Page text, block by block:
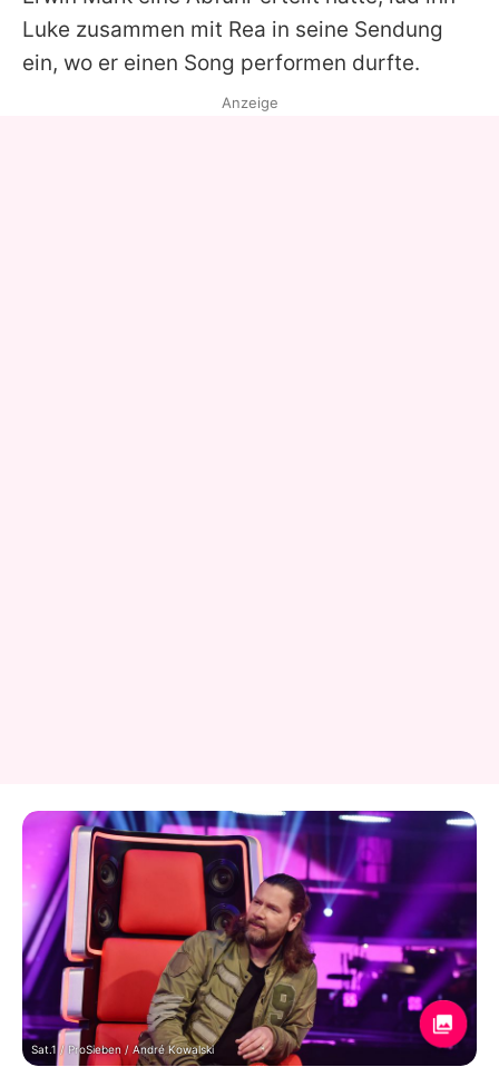
Luke zusammen mit Rea in seine Sendung
ein, wo er einen Song performen durfte.
Anzeige
Sat.1 / ProSieben / André Kowalski